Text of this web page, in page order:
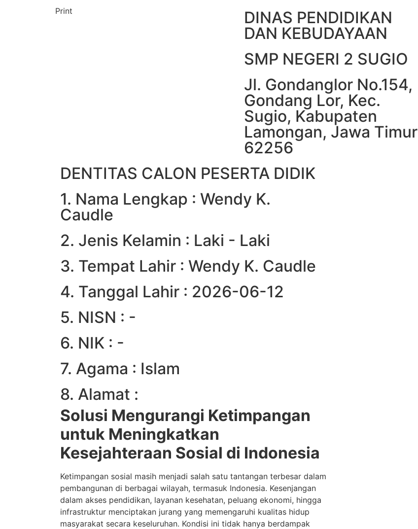
DINAS PENDIDIKAN
DAN KEBUDAYAAN
SMP NEGERI 2 SUGIO
Jl. Gondanglor No.154,
Gondang Lor, Kec.
Sugio, Kabupaten
Lamongan, Jawa Timur
62256
DENTITAS CALON PESERTA DIDIK
1. Nama Lengkap : Wendy K.
Caudle
2. Jenis Kelamin : Laki - Laki
3. Tempat Lahir : Wendy K. Caudle
4. Tanggal Lahir : 2026-06-12
5. NISN : -
6. NIK : -
7. Agama : Islam
8. Alamat :
Solusi Mengurangi Ketimpangan
untuk Meningkatkan
Kesejahteraan Sosial di Indonesia
Ketimpangan sosial masih menjadi salah satu tantangan terbesar dalam
pembangunan di berbagai wilayah, termasuk Indonesia. Kesenjangan
dalam akses pendidikan, layanan kesehatan, peluang ekonomi, hingga
infrastruktur menciptakan jurang yang memengaruhi kualitas hidup
masyarakat secara keseluruhan. Kondisi ini tidak hanya berdampak
Print